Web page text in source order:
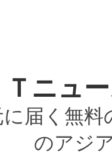
Enzeneの
製品につ
可能性も
億～4億ド
任者（
のfully-
すれば、
担軽減と
迅速にし
利用可能
う貢献し
ル契約（
の劣化に
データセ
を切り
枝などの
スポット
も豊かな
ル範囲を
レーザー
Ｔニュ
届く無
のアジ